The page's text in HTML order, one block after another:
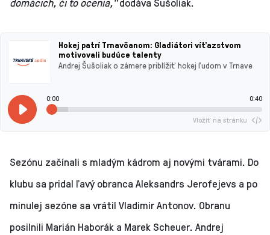
Hokej patrí Trnavčanom: Gladiátori víťazstvom
motivovali budúce talenty
Andrej Šušoliak o zámere priblížiť hokej ľudom v Trnave
0:00 0:40
Vložiť na stránku
Sezónu začínali s mladým kádrom aj novými tvárami. Do
klubu sa pridal ľavý obranca Aleksandrs Jerofejevs a po
minulej sezóne sa vrátil Vladimir Antonov. Obranu
posilnili Marián Haborák a Marek Scheuer. Andrej